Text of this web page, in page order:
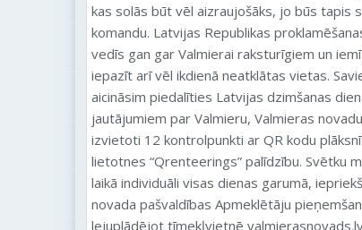
kas solās būt vēl aizraujošāks, jo būs tapis
komandu. Latvijas Republikas
vedīs gan gar Valmierai raksturīgiem un
iepazīt arī vēl ikdienā neatklātas vietas.
aicināsim piedalīties Latvijas dzimšanas
jautājumiem par Valmieru, Valmieras
izvietoti 12 kontrolpunkti ar QR kodu
lietotnes “Qrenteerings” palīdzību. Svētku
laikā individuāli visas dienas garumā,
novada pašvaldības Apmeklētāju
lejuplādējot tīmekļvietnē